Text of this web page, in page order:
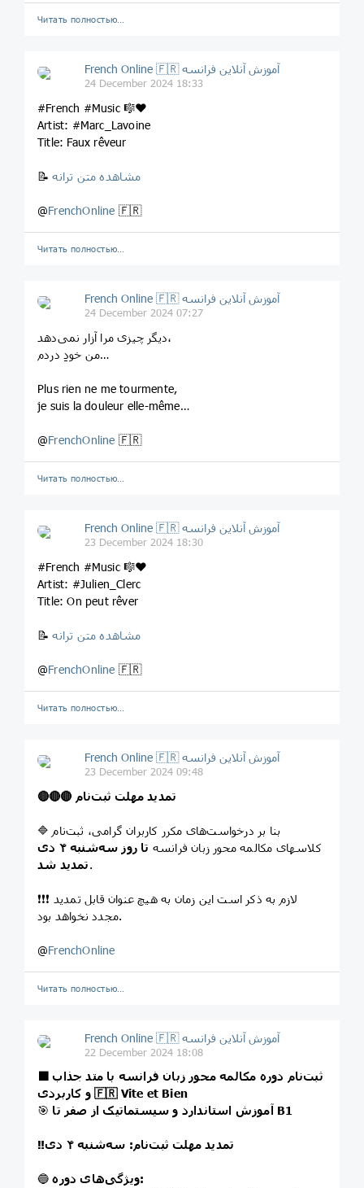
Читать полностью…
French Online 🇫🇷 آموزش آنلاین فرانسه
24 December 2024 18:33
#French #Music 🎼❤️
Artist: #Marc_Lavoine
Title: Faux rêveur
📝مشاهده متن ترانه
@FrenchOnline 🇫🇷
Читать полностью…
French Online 🇫🇷 آموزش آنلاین فرانسه
24 December 2024 07:27
دیگر چیزی مرا آزار نمی‌دهد،
من خودِ دردم…
Plus rien ne me tourmente,
je suis la douleur elle-même…
@FrenchOnline 🇫🇷
Читать полностью…
French Online 🇫🇷 آموزش آنلاین فرانسه
23 December 2024 18:30
#French #Music 🎼❤️
Artist: #Julien_Clerc
Title: On peut rêver
📝مشاهده متن ترانه
@FrenchOnline 🇫🇷
Читать полностью…
French Online 🇫🇷 آموزش آنلاین فرانسه
23 December 2024 09:48
🔴🔴🔴 تمدید مهلت ثبت‌نام
🔷 بنا بر درخواست‌های مکرر کاربران گرامی، ثبت‌نام
کلاسهای مکالمه محور زبان فرانسه
تا روز سه‌شنبه ۴ دی
تمدید شد.
❗️❗️❗️ لازم به ذکر است این زمان به هیچ عنوان قابل تمدید
مجدد نخواهد بود.
@FrenchOnline
Читать полностью…
French Online 🇫🇷 آموزش آنلاین فرانسه
22 December 2024 18:08
🟩 ثبت‌نام دوره مکالمه محور زبان فرانسه با متد جذاب
و کاربردی 🇫🇷 Vite et Bien
🎯
آموزش استاندارد و سیستماتیک از صفر تا B1
‼️تمدید مهلت ثبت‌نام: سه‌شنبه ۴ دی
🔵
ویژگی‌های دوره: